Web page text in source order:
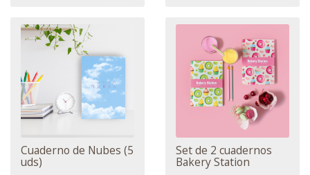
Cuaderno de Nubes (5
uds)
Set de 2 cuadernos
Bakery Station